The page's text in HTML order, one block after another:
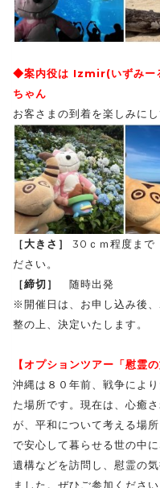
◆案内役は Izmir(いずみー
ちゃん
お客さまの到着を楽しみに
［大きさ］
30ｃｍ程度まで
ださい。
［締切］
随時出発
※開催日は、お申し込み後
整の上、決定いたします。
【オプションツアー「慰霊
沖縄は８０年前、戦争によ
た場所です。現在は、心癒
が、平和について考える場
で安心して暮らせる世の中
遺構などを訪問し、慰霊の
ました。ぜひご参加ください